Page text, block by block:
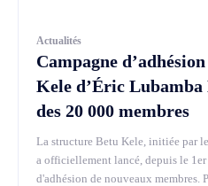
Actualités
Campagne
Kele d’Éric Lubamba
des 20 000 membres
La structure Betu Kele, initiée par
a officiellement lancé, depuis le
d'adhésion de nouveaux membres.